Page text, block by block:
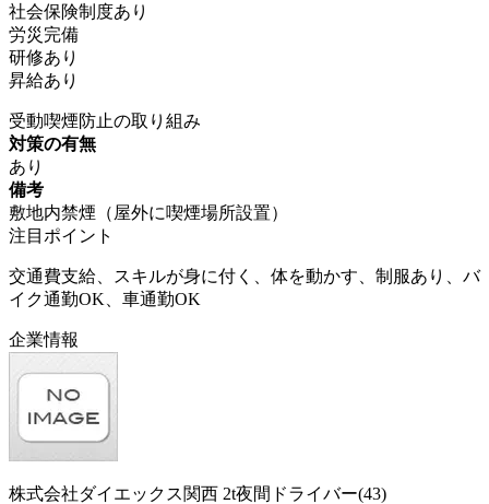
社会保険制度あり
労災完備
研修あり
昇給あり
受動喫煙防止の取り組み
対策の有無
あり
備考
敷地内禁煙（屋外に喫煙場所設置）
注目ポイント
交通費支給、スキルが身に付く、体を動かす、制服あり、バ
イク通勤OK、車通勤OK
企業情報
株式会社ダイエックス関西 2t夜間ドライバー(43)